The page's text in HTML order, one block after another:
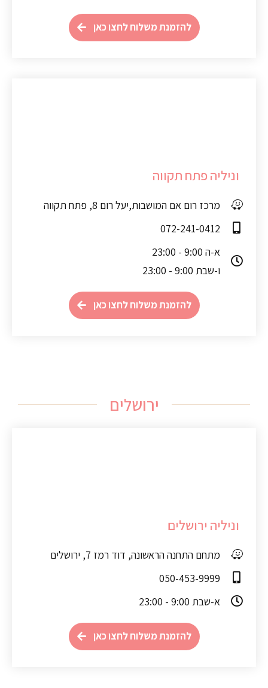
להזמנת משלוח לחצו כאן
וניליה פתח תקווה
מרכז רום אם המושבות,יעל רום 8, פתח תקווה
072-241-0412
א-ה 9:00 - 23:00
ו-שבת 9:00 - 23:00
להזמנת משלוח לחצו כאן
ירושלים
וניליה ירושלים
מתחם התחנה הראשונה, דוד רמז 7, ירושלים
050-453-9999
א-שבת 9:00 - 23:00
להזמנת משלוח לחצו כאן